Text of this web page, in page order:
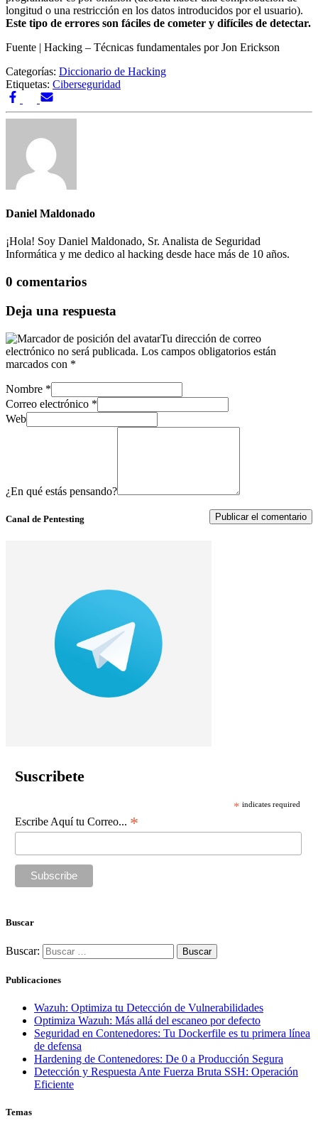
longitud o una restricción en los datos introducidos por el usuario).
Este tipo de errores son fáciles de cometer y difíciles de detectar.
Fuente | Hacking – Técnicas fundamentales por Jon Erickson
Categorías: Diccionario de Hacking
Etiquetas: Ciberseguridad
Daniel Maldonado
¡Hola! Soy Daniel Maldonado, Sr. Analista de Seguridad
Informática y me dedico al hacking desde hace más de 10 años.
0 comentarios
Deja una respuesta
Tu dirección de correo
electrónico no será publicada. Los campos obligatorios están
marcados con *
Nombre *
Correo electrónico *
Web
¿En qué estás pensando?
Canal de Pentesting
Suscribete
* indicates required
Escribe Aquí tu Correo... *
Buscar
Buscar:
Publicaciones
Wazuh: Optimiza tu Detección de Vulnerabilidades
Optimiza Wazuh: Más allá del escaneo por defecto
Seguridad en Contenedores: Tu Dockerfile es tu primera línea
de defensa
Hardening de Contenedores: De 0 a Producción Segura
Detección y Respuesta Ante Fuerza Bruta SSH: Operación
Eficiente
Temas